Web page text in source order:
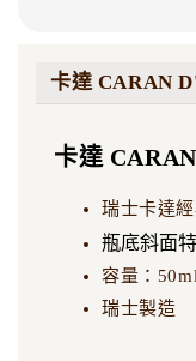
卡達 CARAN
卡達
瑞士卡達
瓶底斜面
容量：50ml
瑞士製造